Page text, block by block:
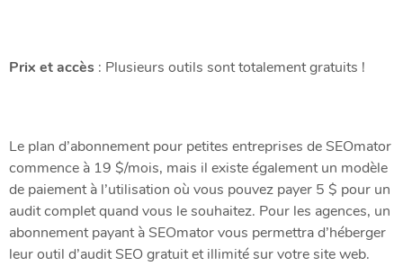
Prix ​​et accès : Plusieurs outils sont totalement gratuits !
Le plan d’abonnement pour petites entreprises de SEOmator
commence à 19 $/mois, mais il existe également un modèle
de paiement à l’utilisation où vous pouvez payer 5 $ pour un
audit complet quand vous le souhaitez. Pour les agences, un
abonnement payant à SEOmator vous permettra d’héberger
leur outil d’audit SEO gratuit et illimité sur votre site web.